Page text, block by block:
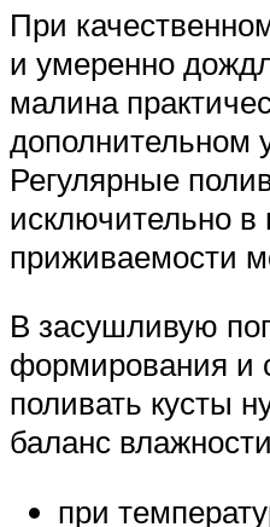
При
и умеренно
малина
дополнительном
Регулярные
исключительно в
приживаемости
В засушливую
формирования и
поливать кусты
баланс
при